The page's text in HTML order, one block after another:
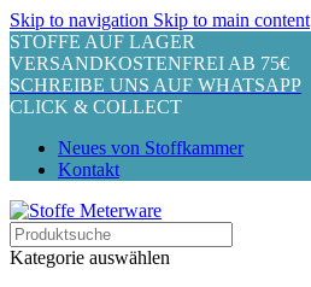
Skip to navigation Skip to main content
STOFFE AUF LAGER
VERSANDKOSTENFREI AB 75€
SCHREIBE UNS AUF WHATSAPP
CLICK & COLLECT
Neues von Stoffkammer
Kontakt
Kategorie auswählen